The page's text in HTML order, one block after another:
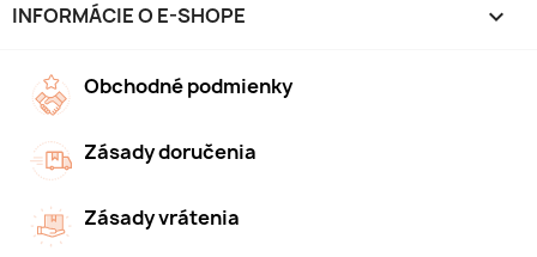
INFORMÁCIE O E-SHOPE keyboard_arrow_down
Obchodné podmienky
Zásady doručenia
Zásady vrátenia